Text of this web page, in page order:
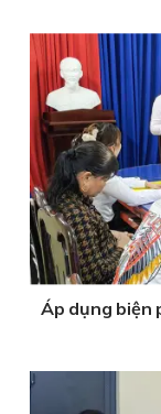
Áp dụng biện